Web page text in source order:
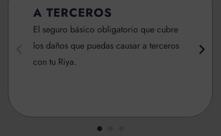
A TERCEROS
El seguro básico obligatorio que cubre
los daños que puedas causar a terceros
con tu Riya.